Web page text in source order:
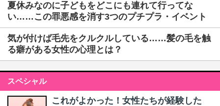
夏休みなのに子どもをどこにも連れて行ってな
い……この罪悪感を消す3つのプチプラ・イベント
気が付けば毛先をクルクルしている……髪の毛を触
る癖がある女性の心理とは？
スペシャル
これがよかった！女性たちが経験した